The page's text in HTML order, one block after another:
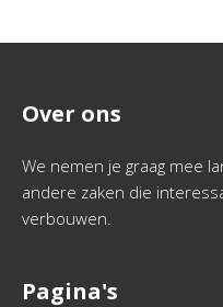
Over ons
We nemen je graag mee
andere zaken die
verbouwen.
Pagina's